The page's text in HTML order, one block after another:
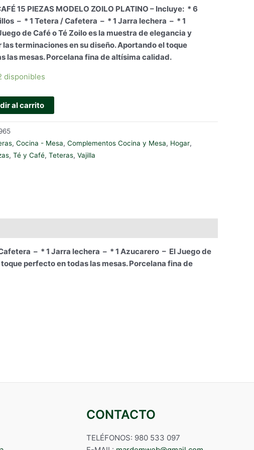
precio
actual
es:
€75.50.
15 PIEZAS MODELO ZOILO PLATINO – Incluye: * 6
– * 1 Tetera / Cafetera – * 1 Jarra lechera – * 1
de Café o Té Zoilo es la muestra de elegancia y
terminaciones en su diseño. Aportando el toque
las mesas. Porcelana fina de altísima calidad.
disponibles
al carrito
, Cocina - Mesa, Complementos Cocina y Mesa, Hogar,
, Té y Café, Teteras, Vajilla
– * 1 Jarra lechera – * 1 Azucarero – El Juego de
perfecto en todas las mesas. Porcelana fina de
CONTACTO
TELÉFONOS: 980 533 097